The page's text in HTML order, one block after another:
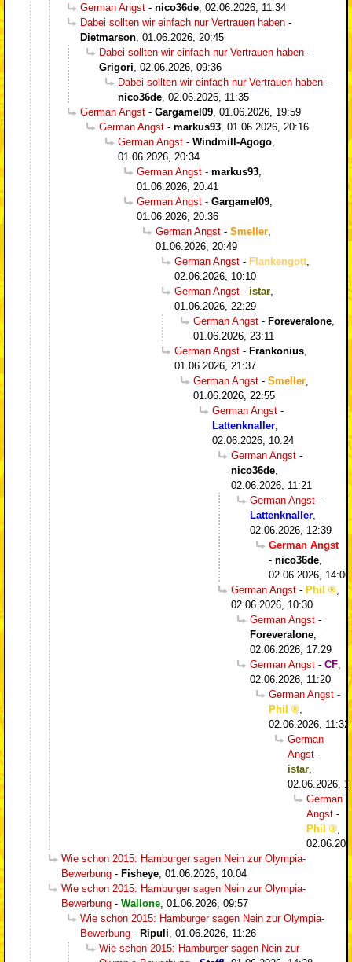
German Angst - nico36de 02.06.2026, 11:34
Dabei sollten wir einfach nur Vertrauen haben -
Dietmarson 01.06.2026, 20:45
Dabei sollten wir einfach nur Vertrauen haben -
Grigori 02.06.2026, 09:36
Dabei sollten wir einfach nur Vertrauen haben -
nico36de 02.06.2026, 11:35
German Angst - Gargamel09 01.06.2026, 19:59
German Angst - markus93 01.06.2026, 20:16
German Angst - Windmill-Agogo
01.06.2026, 20:34
German Angst - markus93
01.06.2026, 20:41
German Angst - Gargamel09
01.06.2026, 20:36
German Angst - Smeller
01.06.2026, 20:49
German Angst - Flankengott
02.06.2026, 10:10
German Angst - istar
01.06.2026, 22:29
German Angst - Foreveralone
01.06.2026, 23:11
German Angst - Frankonius
01.06.2026, 21:37
German Angst - Smeller
01.06.2026, 22:55
German Angst -
Lattenknaller
02.06.2026, 10:24
German Angst -
nico36de
02.06.2026, 11:21
German Angst -
Lattenknaller
02.06.2026, 12:39
German Angst
- nico36de
02.06.2026, 14:06
German Angst - Phil
02.06.2026, 10:30
German Angst -
Foreveralone
02.06.2026, 17:29
German Angst - CF
02.06.2026, 11:20
German Angst -
Phil
02.06.2026, 11:32
German
Angst -
istar
02.06.2026,
German
Angst -
Phil
Wie schon 2015: Hamburger sagen Nein zur Olympia-
Bewerbung - Fisheye 01.06.2026, 10:04
Wie schon 2015: Hamburger sagen Nein zur Olympia-
Bewerbung - Wallone 01.06.2026, 09:57
Wie schon 2015: Hamburger sagen Nein zur Olympia-
Bewerbung - Ripuli 01.06.2026, 11:26
Wie schon 2015: Hamburger sagen Nein zur